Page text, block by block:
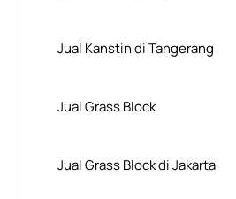
Jual Kanstin di Tangerang
Jual Grass Block
Jual Grass Block di Jakarta